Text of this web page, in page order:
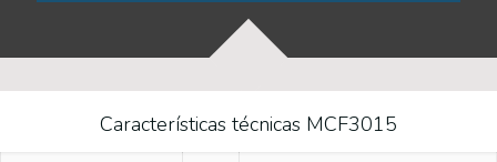
Características técnicas MCF3015